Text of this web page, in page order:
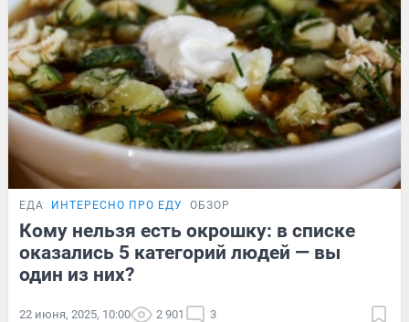
ЕДА ИНТЕРЕСНО ПРО ЕДУ ОБЗОР
Кому нельзя есть окрошку: в списке
оказались 5 категорий людей — вы
один из них?
22 июня, 2025, 10:00 2 901 3